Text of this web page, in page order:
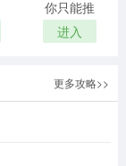
你只能推
搡
进入
更多攻略>>